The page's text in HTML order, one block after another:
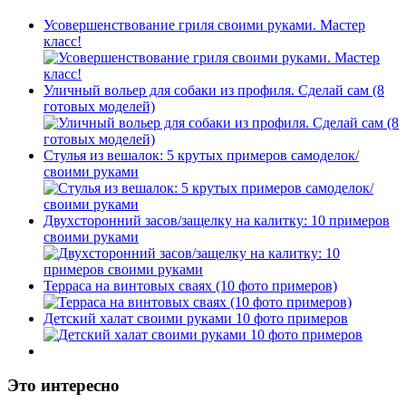
Усовершенствование гриля своими руками. Мастер
класс!
Уличный вольер для собаки из профиля. Сделай сам (8
готовых моделей)
Стулья из вешалок: 5 крутых примеров самоделок/
своими руками
Двухсторонний засов/защелку на калитку: 10 примеров
своими руками
Терраса на винтовых сваях (10 фото примеров)
Детский халат своими руками 10 фото примеров
Это интересно